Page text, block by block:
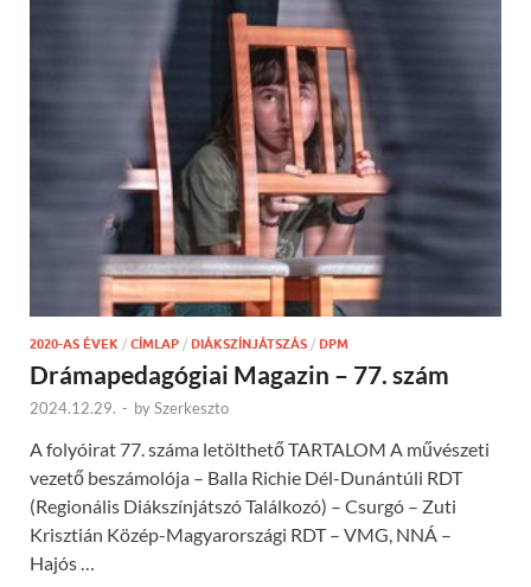
2020-AS ÉVEK / CÍMLAP / DIÁKSZÍNJÁTSZÁS / DPM
Drámapedagógiai Magazin – 77. szám
2024.12.29. - bySzerkeszto
A folyóirat 77. száma letölthető TARTALOM A művészeti
vezető beszámolója – Balla Richie Dél-Dunántúli RDT
(Regionális Diákszínjátszó Találkozó) – Csurgó – Zuti
Krisztián Közép-Magyarországi RDT – VMG, NNÁ –
Hajós …